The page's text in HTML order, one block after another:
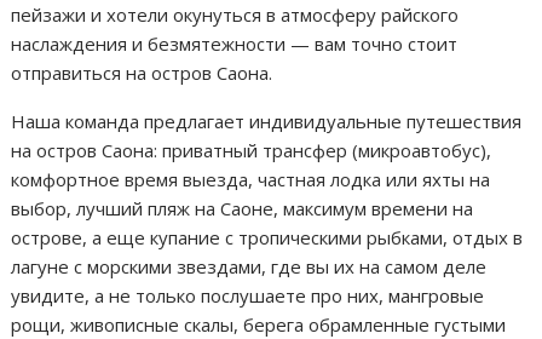
пейзажи и хотели окунуться в атмосферу райского
наслаждения и безмятежности — вам точно стоит
отправиться на остров Саона.
Наша команда предлагает индивидуальные путешествия
на остров Саона: приватный трансфер (микроавтобус),
комфортное время выезда, частная лодка или яхты на
выбор, лучший пляж на Саоне, максимум времени на
острове, а еще купание с тропическими рыбками, отдых в
лагуне с морскими звездами, где вы их на самом деле
увидите, а не только послушаете про них, мангровые
рощи, живописные скалы, берега обрамленные густыми